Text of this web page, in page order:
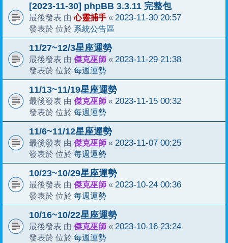
[2023-11-30] phpBB 3.3.11 完整包
最後發表 由心靈捕手 « 2023-11-30 20:57
發表於 位於 系統公告區
11/27~12/3星座運勢
最後發表 由 傑克巫師 « 2023-11-29 21:38
發表於 位於 每週運勢
11/13~11/19星座運勢
最後發表 由 傑克巫師 « 2023-11-15 00:32
發表於 位於 每週運勢
11/6~11/12星座運勢
最後發表 由 傑克巫師 « 2023-11-07 00:25
發表於 位於 每週運勢
10/23~10/29星座運勢
最後發表 由 傑克巫師 « 2023-10-24 00:36
發表於 位於 每週運勢
10/16~10/22星座運勢
最後發表 由 傑克巫師 « 2023-10-16 23:24
發表於 位於 每週運勢